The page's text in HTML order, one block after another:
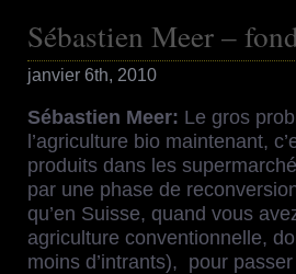
Sébastien Meer –
janvier 6th, 2010
Sébastien Meer: Le gros
l’agriculture bio maintenant,
produits dans les
par une phase de
qu’en Suisse, quand vous
agriculture conventionnelle,
moins d’intrants), pour